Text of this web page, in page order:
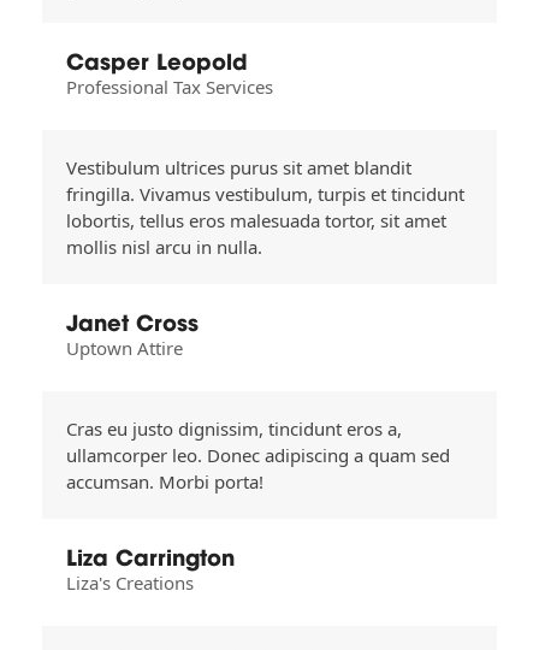
Casper Leopold
Professional Tax Services
Vestibulum ultrices purus sit amet blandit
fringilla. Vivamus vestibulum, turpis et tincidunt
lobortis, tellus eros malesuada tortor, sit amet
mollis nisl arcu in nulla.
Janet Cross
Uptown Attire
Cras eu justo dignissim, tincidunt eros a,
ullamcorper leo. Donec adipiscing a quam sed
accumsan. Morbi porta!
Liza Carrington
Liza's Creations